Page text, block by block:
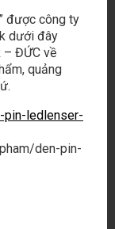
được công ty
dưới đây
– ĐỨC về
quảng
pin-ledlenser-
den-pin-